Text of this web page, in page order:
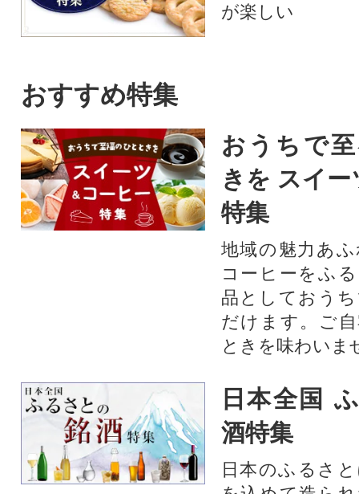
が楽しい
おすすめ特集
おうちで
きを スイ
特集
地域の魅力あ
コーヒーをふ
品としておう
だけます。ご
ときを味わいま
日本全国
酒特集
日本のふるさ